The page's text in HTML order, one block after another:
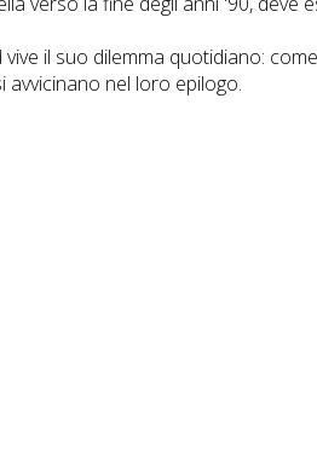
il suo dilemma quotidiano:
nel loro epilogo.